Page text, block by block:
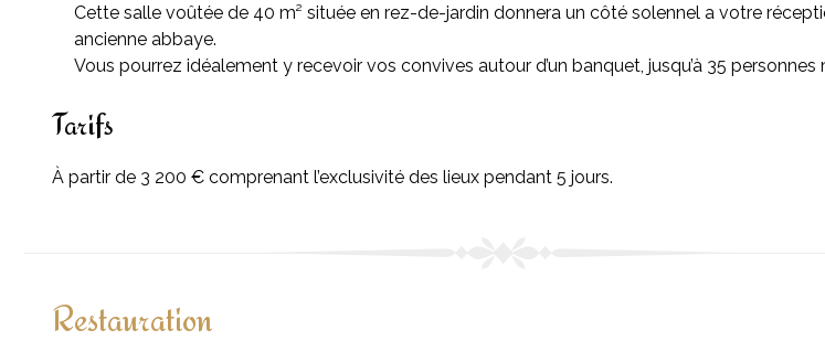
Cette salle voûtée de 40 m² située en rez-de-jardin donnera un côté solennel a votre
ancienne abbaye.
Vous pourrez idéalement y recevoir vos convives autour d’un banquet, jusqu’à 35 personnes
Tarifs
À partir de 3 200 € comprenant l’exclusivité des lieux pendant 5 jours.
Restauration